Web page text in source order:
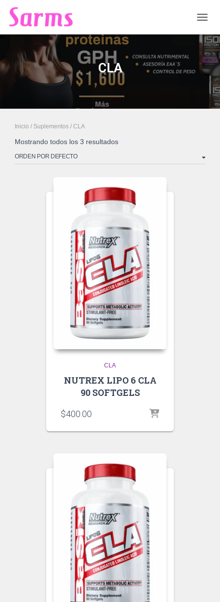
CLA
Inicio / Suplementos / CLA
Mostrando todos los 3 resultados
CLA
NUTREX LIPO 6 CLA
90 SOFTGELS
$400.00